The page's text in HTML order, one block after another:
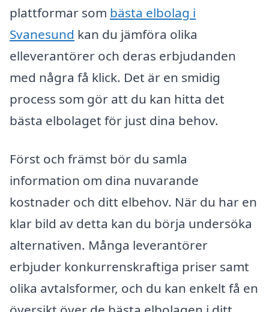
plattformar som bästa elbolag i
Svanesund kan du jämföra olika
elleverantörer och deras erbjudanden
med några få klick. Det är en smidig
process som gör att du kan hitta det
bästa elbolaget för just dina behov.
Först och främst bör du samla
information om dina nuvarande
kostnader och ditt elbehov. När du har en
klar bild av detta kan du börja undersöka
alternativen. Många leverantörer
erbjuder konkurrenskraftiga priser samt
olika avtalsformer, och du kan enkelt få en